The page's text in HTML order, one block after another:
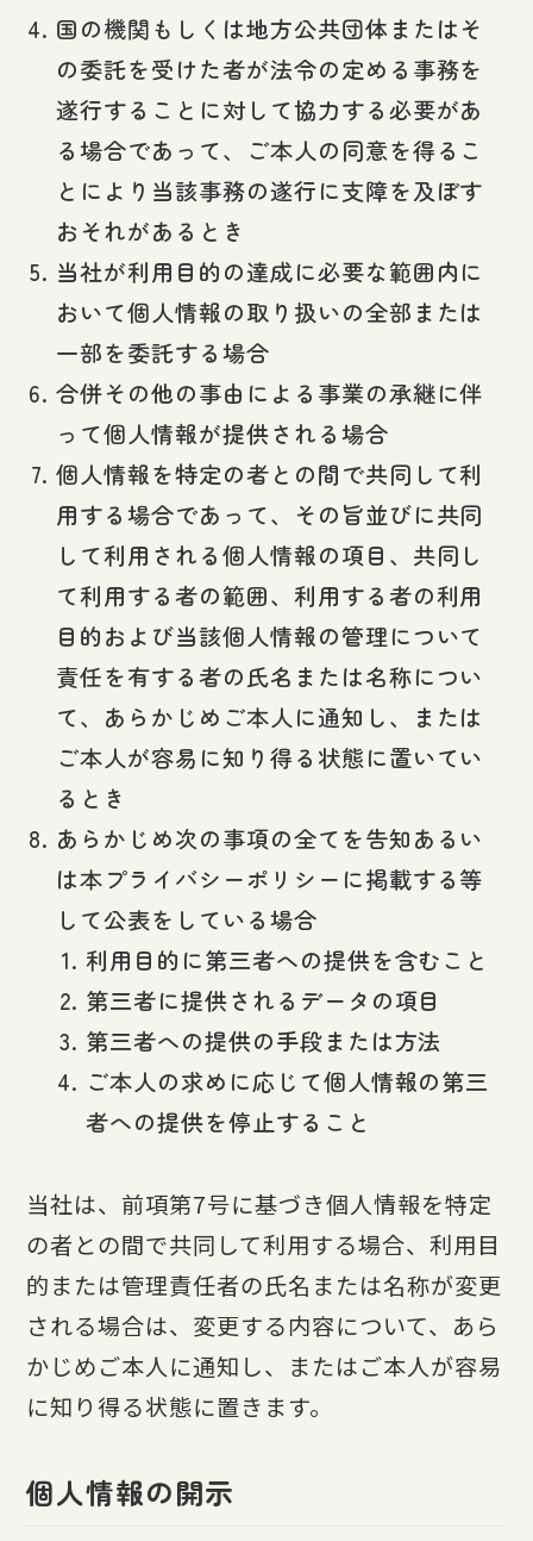
国の機関もしくは地方公共団体またはそ
の委託を受けた者が法令の定める事務を
遂行することに対して協力する必要があ
る場合であって、ご本人の同意を得るこ
とにより当該事務の遂行に支障を及ぼす
おそれがあるとき
当社が利用目的の達成に必要な範囲内に
おいて個人情報の取り扱いの全部または
一部を委託する場合
合併その他の事由による事業の承継に伴
って個人情報が提供される場合
個人情報を特定の者との間で共同して利
用する場合であって、その旨並びに共同
して利用される個人情報の項目、共同し
て利用する者の範囲、利用する者の利用
目的および当該個人情報の管理について
責任を有する者の氏名または名称につい
て、あらかじめご本人に通知し、または
ご本人が容易に知り得る状態に置いてい
るとき
あらかじめ次の事項の全てを告知あるい
は本プライバシーポリシーに掲載する等
して公表をしている場合
利用目的に第三者への提供を含むこと
第三者に提供されるデータの項目
第三者への提供の手段または方法
ご本人の求めに応じて個人情報の第三
者への提供を停止すること
当社は、前項第7号に基づき個人情報を特定
の者との間で共同して利用する場合、利用目
的または管理責任者の氏名または名称が変更
される場合は、変更する内容について、あら
かじめご本人に通知し、またはご本人が容易
に知り得る状態に置きます。
個人情報の開示